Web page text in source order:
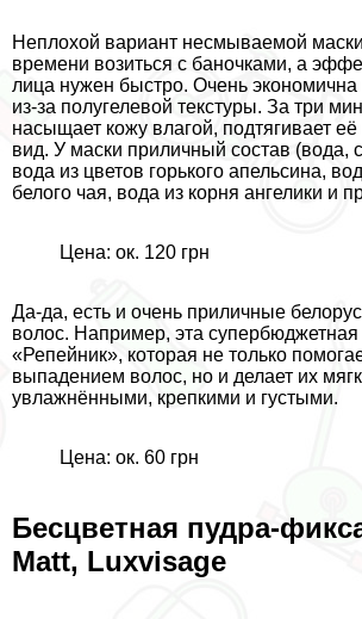
Неплохой вариант несмываемой
времени возиться с баночками, а
лица нужен быстро. Очень экономична
из-за полугелевой текстуры. За три
насыщает кожу влагой, подтягивает
вид. У маски приличный состав (вода,
вода из цветов горького апельсина,
белого чая, вода из корня ангелики и
Цена: ок. 120 грн
Да-да, есть и очень приличные
волос. Например, эта супербюджетная
«Репейник», которая не только
выпадением волос, но и делает их
увлажнёнными, крепкими и густыми.
Цена: ок. 60 грн
Бесцветная пудра-
Matt, Luxvisage